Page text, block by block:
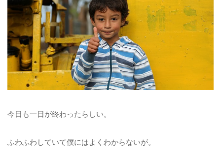
今日も一日が終わったらしい。
ふわふわしていて僕にはよくわからないが。